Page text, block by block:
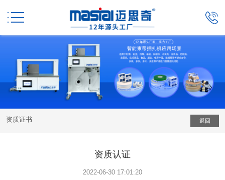
 
资质证书 返回
资质认证
2022-06-30 17:01:20